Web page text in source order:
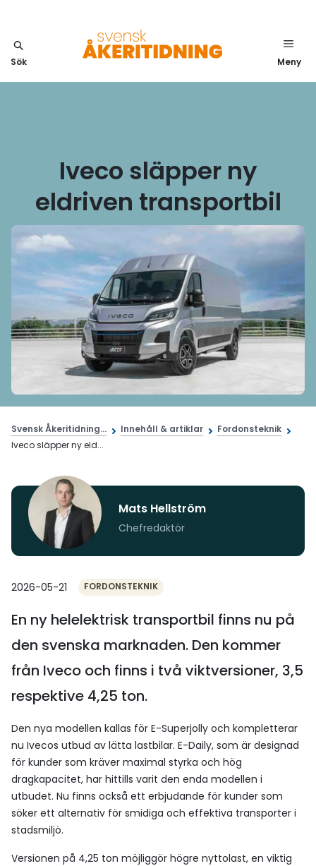
Sök Meny
Iveco släpper ny
eldriven transportbil
Svensk Åkeritidning... Innehåll & artiklar
Fordonsteknik
Iveco släpper ny eld...
Mats Hellström
Chefredaktör
2026-05-21 FORDONSTEKNIK
En ny helelektrisk transportbil finns nu på
den svenska marknaden. Den kommer
från Iveco och finns i två viktversioner, 3,5
respektive 4,25 ton.
Den nya modellen kallas för E-Superjolly och kompletterar
nu Ivecos utbud av lätta lastbilar. E-Daily, som är designad
för kunder som kräver maximal styrka och hög
dragkapacitet, har hittills varit den enda modellen i
utbudet. Nu finns också ett erbjudande för kunder som
söker ett alternativ för smidiga och effektiva transporter i
stadsmiljö.
Versionen på 4,25 ton möjliggör högre nyttolast, en viktig